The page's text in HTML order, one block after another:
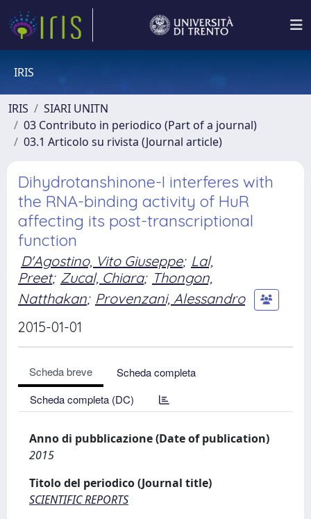
IRIS
IRIS
SIARI UNITN
03 Contributo in periodico (Part of a journal)
03.1 Articolo su rivista (Journal article)
Dihydrotanshinone-I interferes with
the RNA-binding activity of HuR
affecting its post-transcriptional
function
D'Agostino, Vito Giuseppe; Lal,
Preet; Zucal, Chiara; Thongon,
Natthakan; Provenzani, Alessandro
2015-01-01
Scheda breve
Scheda completa
Scheda completa (DC)
Anno di pubblicazione (Date of publication)
2015
Titolo del periodico (Journal title)
SCIENTIFIC REPORTS